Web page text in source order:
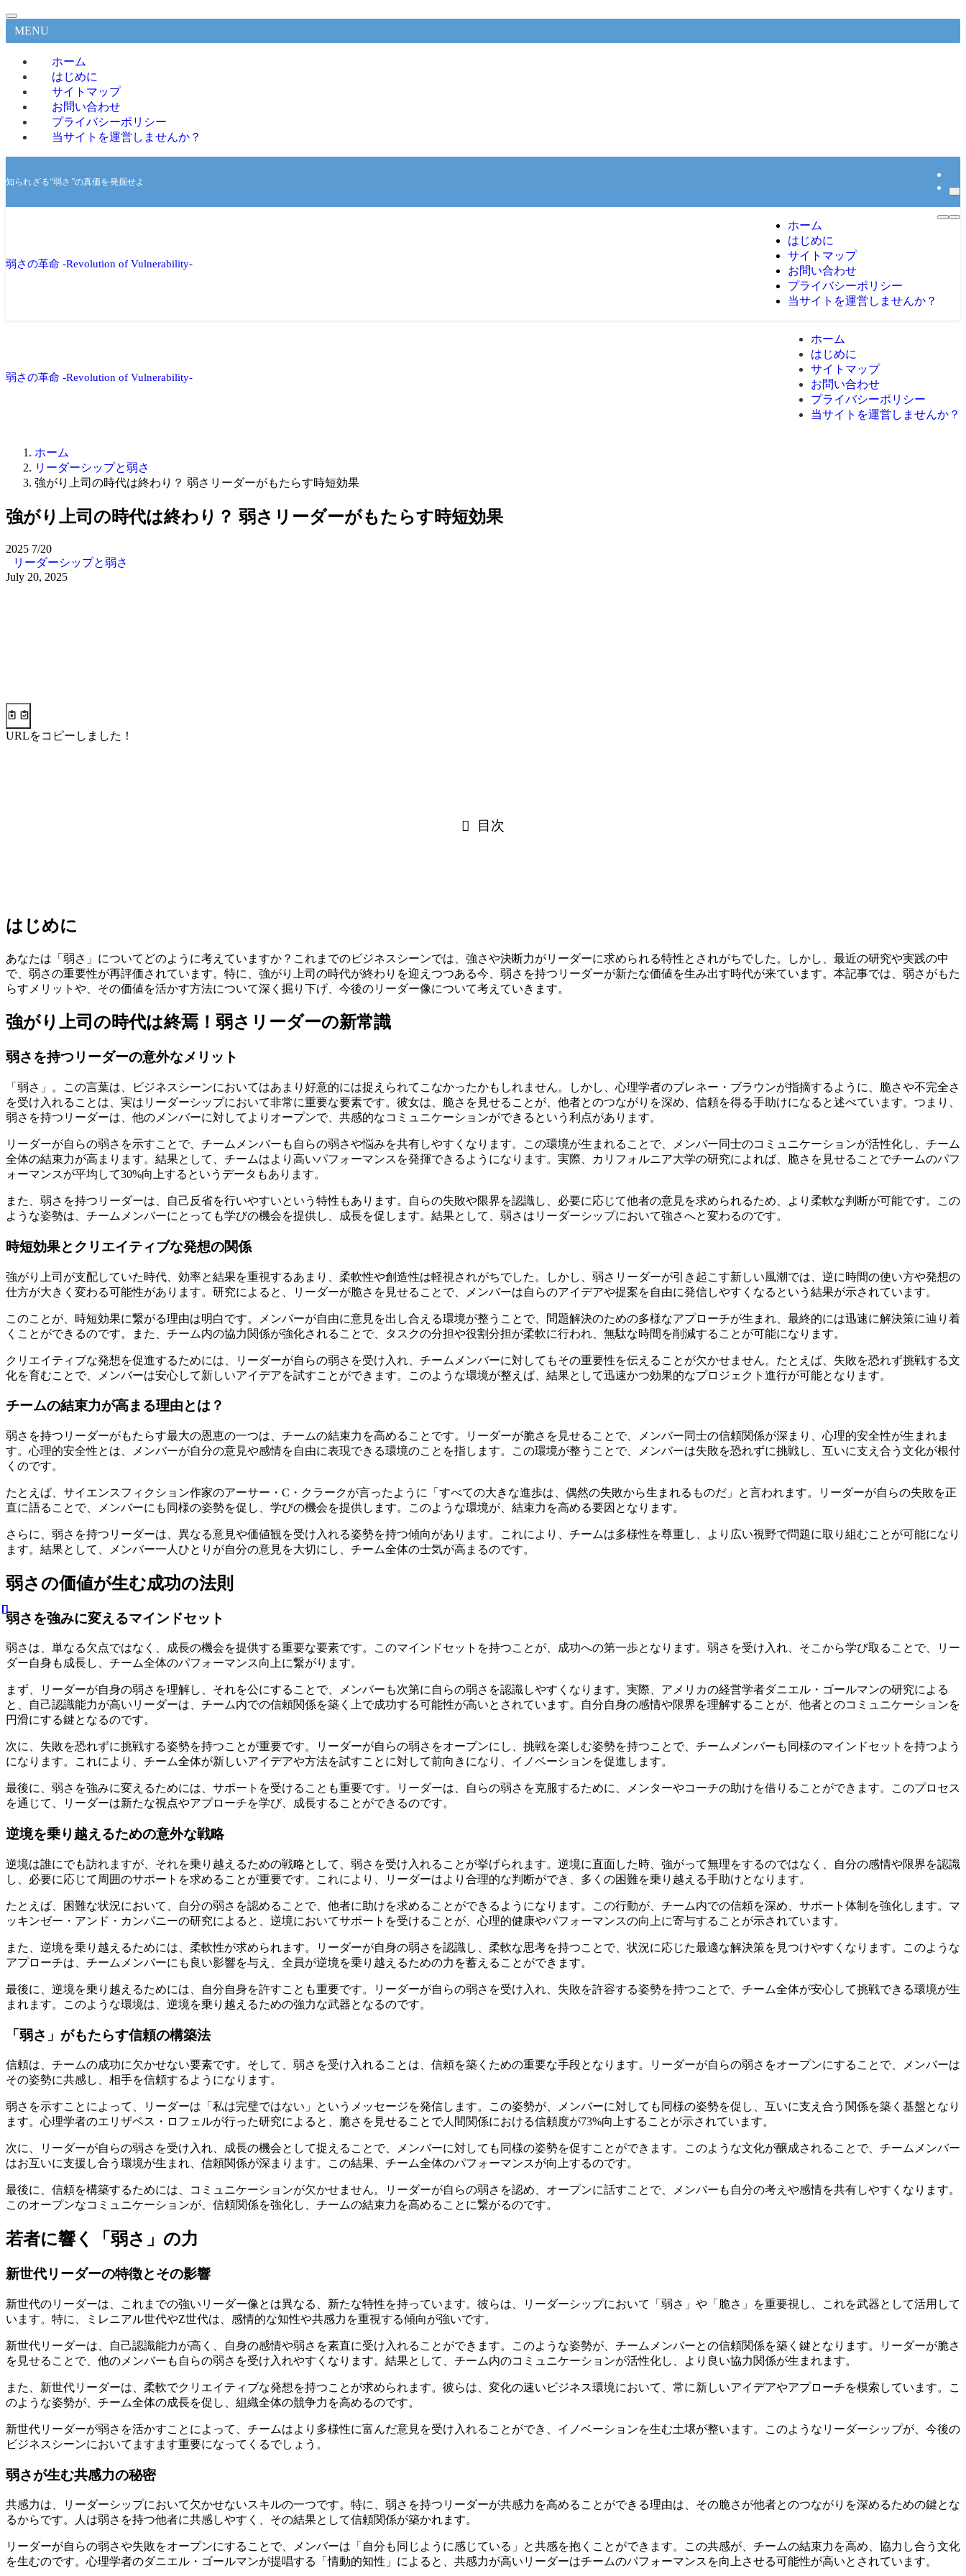
MENU
ホーム
はじめに
サイトマップ
お問い合わせ
プライバシーポリシー
当サイトを運営しませんか？
知られざる“弱さ”の真価を発掘せよ
弱さの革命 -Revolution of Vulnerability-
ホーム
はじめに
サイトマップ
お問い合わせ
プライバシーポリシー
当サイトを運営しませんか？
弱さの革命 -Revolution of Vulnerability-
ホーム
はじめに
サイトマップ
お問い合わせ
プライバシーポリシー
当サイトを運営しませんか？
ホーム
リーダーシップと弱さ
強がり上司の時代は終わり？ 弱さリーダーがもたらす時短効果
強がり上司の時代は終わり？ 弱さリーダーがもたらす時短効果
2025 7/20
リーダーシップと弱さ
July 20, 2025
URLをコピーしました！
目次
はじめに
あなたは「弱さ」についてどのように考えていますか？これまでのビジネスシーンでは、強さや決断力がリーダーに求められる特性とされがちでした。しかし、最近の研究や実践の中
で、弱さの重要性が再評価されています。特に、強がり上司の時代が終わりを迎えつつある今、弱さを持つリーダーが新たな価値を生み出す時代が来ています。本記事では、弱さがもた
らすメリットや、その価値を活かす方法について深く掘り下げ、今後のリーダー像について考えていきます。
強がり上司の時代は終焉！弱さリーダーの新常識
弱さを持つリーダーの意外なメリット
「弱さ」。この言葉は、ビジネスシーンにおいてはあまり好意的には捉えられてこなかったかもしれません。しかし、心理学者のブレネー・ブラウンが指摘するように、脆さや不完全さ
を受け入れることは、実はリーダーシップにおいて非常に重要な要素です。彼女は、脆さを見せることが、他者とのつながりを深め、信頼を得る手助けになると述べています。つまり、
弱さを持つリーダーは、他のメンバーに対してよりオープンで、共感的なコミュニケーションができるという利点があります。
リーダーが自らの弱さを示すことで、チームメンバーも自らの弱さや悩みを共有しやすくなります。この環境が生まれることで、メンバー同士のコミュニケーションが活性化し、チーム
全体の結束力が高まります。結果として、チームはより高いパフォーマンスを発揮できるようになります。実際、カリフォルニア大学の研究によれば、脆さを見せることでチームのパフ
ォーマンスが平均して30%向上するというデータもあります。
また、弱さを持つリーダーは、自己反省を行いやすいという特性もあります。自らの失敗や限界を認識し、必要に応じて他者の意見を求められるため、より柔軟な判断が可能です。この
ような姿勢は、チームメンバーにとっても学びの機会を提供し、成長を促します。結果として、弱さはリーダーシップにおいて強さへと変わるのです。
時短効果とクリエイティブな発想の関係
強がり上司が支配していた時代、効率と結果を重視するあまり、柔軟性や創造性は軽視されがちでした。しかし、弱さリーダーが引き起こす新しい風潮では、逆に時間の使い方や発想の
仕方が大きく変わる可能性があります。研究によると、リーダーが脆さを見せることで、メンバーは自らのアイデアや提案を自由に発信しやすくなるという結果が示されています。
このことが、時短効果に繋がる理由は明白です。メンバーが自由に意見を出し合える環境が整うことで、問題解決のための多様なアプローチが生まれ、最終的には迅速に解決策に辿り着
くことができるのです。また、チーム内の協力関係が強化されることで、タスクの分担や役割分担が柔軟に行われ、無駄な時間を削減することが可能になります。
クリエイティブな発想を促進するためには、リーダーが自らの弱さを受け入れ、チームメンバーに対してもその重要性を伝えることが欠かせません。たとえば、失敗を恐れず挑戦する文
化を育むことで、メンバーは安心して新しいアイデアを試すことができます。このような環境が整えば、結果として迅速かつ効果的なプロジェクト進行が可能となります。
チームの結束力が高まる理由とは？
弱さを持つリーダーがもたらす最大の恩恵の一つは、チームの結束力を高めることです。リーダーが脆さを見せることで、メンバー同士の信頼関係が深まり、心理的安全性が生まれま
す。心理的安全性とは、メンバーが自分の意見や感情を自由に表現できる環境のことを指します。この環境が整うことで、メンバーは失敗を恐れずに挑戦し、互いに支え合う文化が根付
くのです。
たとえば、サイエンスフィクション作家のアーサー・C・クラークが言ったように「すべての大きな進歩は、偶然の失敗から生まれるものだ」と言われます。リーダーが自らの失敗を正
直に語ることで、メンバーにも同様の姿勢を促し、学びの機会を提供します。このような環境が、結束力を高める要因となります。
さらに、弱さを持つリーダーは、異なる意見や価値観を受け入れる姿勢を持つ傾向があります。これにより、チームは多様性を尊重し、より広い視野で問題に取り組むことが可能になり
ます。結果として、メンバー一人ひとりが自分の意見を大切にし、チーム全体の士気が高まるのです。
弱さの価値が生む成功の法則
弱さを強みに変えるマインドセット
弱さは、単なる欠点ではなく、成長の機会を提供する重要な要素です。このマインドセットを持つことが、成功への第一歩となります。弱さを受け入れ、そこから学び取ることで、リー
ダー自身も成長し、チーム全体のパフォーマンス向上に繋がります。
まず、リーダーが自身の弱さを理解し、それを公にすることで、メンバーも次第に自らの弱さを認識しやすくなります。実際、アメリカの経営学者ダニエル・ゴールマンの研究による
と、自己認識能力が高いリーダーは、チーム内での信頼関係を築く上で成功する可能性が高いとされています。自分自身の感情や限界を理解することが、他者とのコミュニケーションを
円滑にする鍵となるのです。
次に、失敗を恐れずに挑戦する姿勢を持つことが重要です。リーダーが自らの弱さをオープンにし、挑戦を楽しむ姿勢を持つことで、チームメンバーも同様のマインドセットを持つよう
になります。これにより、チーム全体が新しいアイデアや方法を試すことに対して前向きになり、イノベーションを促進します。
最後に、弱さを強みに変えるためには、サポートを受けることも重要です。リーダーは、自らの弱さを克服するために、メンターやコーチの助けを借りることができます。このプロセス
を通じて、リーダーは新たな視点やアプローチを学び、成長することができるのです。
逆境を乗り越えるための意外な戦略
逆境は誰にでも訪れますが、それを乗り越えるための戦略として、弱さを受け入れることが挙げられます。逆境に直面した時、強がって無理をするのではなく、自分の感情や限界を認識
し、必要に応じて周囲のサポートを求めることが重要です。これにより、リーダーはより合理的な判断ができ、多くの困難を乗り越える手助けとなります。
たとえば、困難な状況において、自分の弱さを認めることで、他者に助けを求めることができるようになります。この行動が、チーム内での信頼を深め、サポート体制を強化します。マ
ッキンゼー・アンド・カンパニーの研究によると、逆境においてサポートを受けることが、心理的健康やパフォーマンスの向上に寄与することが示されています。
また、逆境を乗り越えるためには、柔軟性が求められます。リーダーが自身の弱さを認識し、柔軟な思考を持つことで、状況に応じた最適な解決策を見つけやすくなります。このような
アプローチは、チームメンバーにも良い影響を与え、全員が逆境を乗り越えるための力を蓄えることができます。
最後に、逆境を乗り越えるためには、自分自身を許すことも重要です。リーダーが自らの弱さを受け入れ、失敗を許容する姿勢を持つことで、チーム全体が安心して挑戦できる環境が生
まれます。このような環境は、逆境を乗り越えるための強力な武器となるのです。
「弱さ」がもたらす信頼の構築法
信頼は、チームの成功に欠かせない要素です。そして、弱さを受け入れることは、信頼を築くための重要な手段となります。リーダーが自らの弱さをオープンにすることで、メンバーは
その姿勢に共感し、相手を信頼するようになります。
弱さを示すことによって、リーダーは「私は完璧ではない」というメッセージを発信します。この姿勢が、メンバーに対しても同様の姿勢を促し、互いに支え合う関係を築く基盤となり
ます。心理学者のエリザベス・ロフェルが行った研究によると、脆さを見せることで人間関係における信頼度が73%向上することが示されています。
次に、リーダーが自らの弱さを受け入れ、成長の機会として捉えることで、メンバーに対しても同様の姿勢を促すことができます。このような文化が醸成されることで、チームメンバー
はお互いに支援し合う環境が生まれ、信頼関係が深まります。この結果、チーム全体のパフォーマンスが向上するのです。
最後に、信頼を構築するためには、コミュニケーションが欠かせません。リーダーが自らの弱さを認め、オープンに話すことで、メンバーも自分の考えや感情を共有しやすくなります。
このオープンなコミュニケーションが、信頼関係を強化し、チームの結束力を高めることに繋がるのです。
若者に響く「弱さ」の力
新世代リーダーの特徴とその影響
新世代のリーダーは、これまでの強いリーダー像とは異なる、新たな特性を持っています。彼らは、リーダーシップにおいて「弱さ」や「脆さ」を重要視し、これを武器として活用して
います。特に、ミレニアル世代やZ世代は、感情的な知性や共感力を重視する傾向が強いです。
新世代リーダーは、自己認識能力が高く、自身の感情や弱さを素直に受け入れることができます。このような姿勢が、チームメンバーとの信頼関係を築く鍵となります。リーダーが脆さ
を見せることで、他のメンバーも自らの弱さを受け入れやすくなります。結果として、チーム内のコミュニケーションが活性化し、より良い協力関係が生まれます。
また、新世代リーダーは、柔軟でクリエイティブな発想を持つことが求められます。彼らは、変化の速いビジネス環境において、常に新しいアイデアやアプローチを模索しています。こ
のような姿勢が、チーム全体の成長を促し、組織全体の競争力を高めるのです。
新世代リーダーが弱さを活かすことによって、チームはより多様性に富んだ意見を受け入れることができ、イノベーションを生む土壌が整います。このようなリーダーシップが、今後の
ビジネスシーンにおいてますます重要になってくるでしょう。
弱さが生む共感力の秘密
共感力は、リーダーシップにおいて欠かせないスキルの一つです。特に、弱さを持つリーダーが共感力を高めることができる理由は、その脆さが他者とのつながりを深めるための鍵とな
るからです。人は弱さを持つ他者に共感しやすく、その結果として信頼関係が築かれます。
リーダーが自らの弱さや失敗をオープンにすることで、メンバーは「自分も同じように感じている」と共感を抱くことができます。この共感が、チームの結束力を高め、協力し合う文化
を生むのです。心理学者のダニエル・ゴールマンが提唱する「情動的知性」によると、共感力が高いリーダーはチームのパフォーマンスを向上させる可能性が高いとされています。